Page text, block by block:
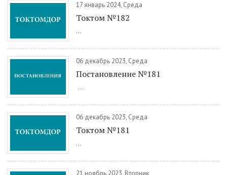
17 январь 2024, Среда
Токтом №182
...
06 декабрь 2023, Среда
Постановление №181
...
06 декабрь 2023, Среда
Токтом №181
...
21 ноябрь 2023, Вторник